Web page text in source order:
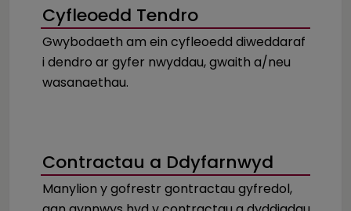
Cyfleoedd Tendro
Gwybodaeth am ein cyfleoedd diweddaraf
i dendro ar gyfer nwyddau, gwaith a/neu
wasanaethau.
Contractau a Ddyfarnwyd
Manylion y gofrestr gontractau gyfredol,